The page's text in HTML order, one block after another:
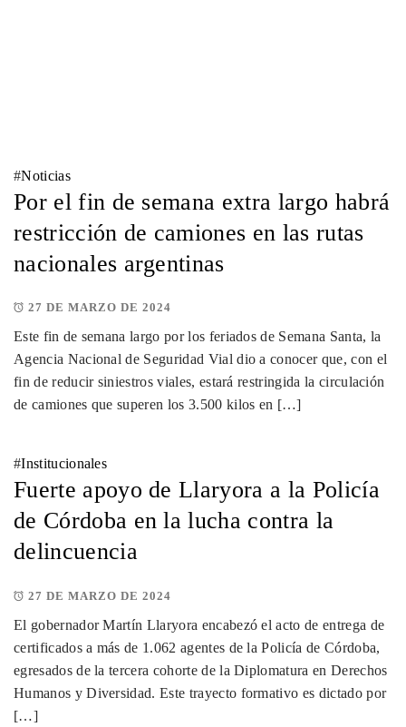
#Noticias
Por el fin de semana extra largo habrá
restricción de camiones en las rutas
nacionales argentinas
27 DE MARZO DE 2024
Este fin de semana largo por los feriados de Semana Santa, la
Agencia Nacional de Seguridad Vial dio a conocer que, con el
fin de reducir siniestros viales, estará restringida la circulación
de camiones que superen los 3.500 kilos en […]
#Institucionales
Fuerte apoyo de Llaryora a la Policía
de Córdoba en la lucha contra la
delincuencia
27 DE MARZO DE 2024
El gobernador Martín Llaryora encabezó el acto de entrega de
certificados a más de 1.062 agentes de la Policía de Córdoba,
egresados de la tercera cohorte de la Diplomatura en Derechos
Humanos y Diversidad. Este trayecto formativo es dictado por
[…]